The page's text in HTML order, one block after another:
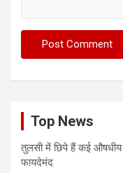
Top News
तुलसी में छिपे हैं कई औषधीय
फायदेमंद